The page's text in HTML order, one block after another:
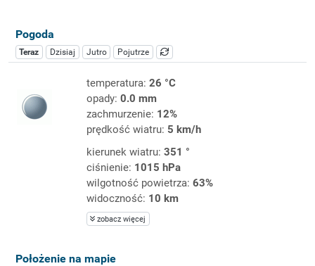
Pogoda
Teraz Dzisiaj Jutro Pojutrze
temperatura: 26 °C
opady: 0.0 mm
zachmurzenie: 12%
prędkość wiatru: 5 km/h
kierunek wiatru: 351 °
ciśnienie: 1015 hPa
wilgotność powietrza: 63%
widoczność: 10 km
zobacz więcej
Położenie na mapie